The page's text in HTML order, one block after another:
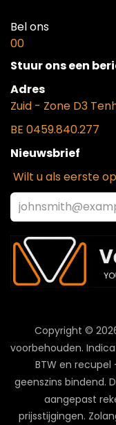
Bel ons​
00
Stuur ons een
Adr​es
Zuid - Zone D3
BE 0459.840.277
Nieuwsbrief
Wilt u als eerste
Copyright ©
voorbehouden.
BTW en
geenszins bindend.
aangepast
prijsstijgingen.